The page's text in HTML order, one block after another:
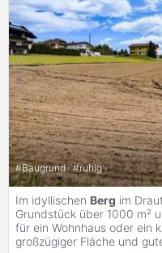
#Baugrund #ruhig
Im idyllischen Berg im
Grundstück über 1000 m²
für ein Wohnhaus oder ein
großzügiger Fläche und